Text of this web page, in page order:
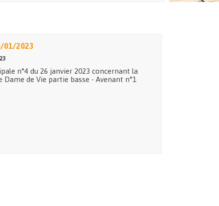
01/2023
n°4 du 26 janvier 2023 concernant la
de Vie partie basse - Avenant n°1